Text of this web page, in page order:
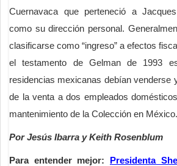
Cuernavaca que perteneció a
como su dirección personal.
clasificarse como “ingreso” a efectos
el testamento de Gelman de 1993
residencias mexicanas debían venderse
de la venta a dos empleados
mantenimiento de la Colección en México.
Por Jesús Ibarra y Keith Rosenblum
Para entender mejor: Presidenta